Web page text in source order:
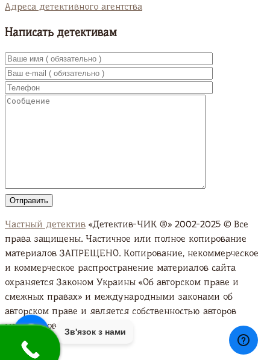
Адреса детективного агентства
Зв'язок з нами
Написать детективам
Частный детектив «Детектив-ЧИК ®» 2002-2025 © Все
права защищены. Частичное или полное копирование
материалов ЗАПРЕЩЕНО. Копирование, некоммерческое
и коммерческое распространение материалов сайта
охраняется Законом Украины «Об авторском праве и
смежных правах» и международными законами об
авторском праве и является собственностью авторов
материалов. Подробно